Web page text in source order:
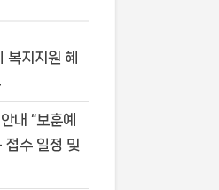
복지지원 혜
내 “보훈예
접수 일정 및